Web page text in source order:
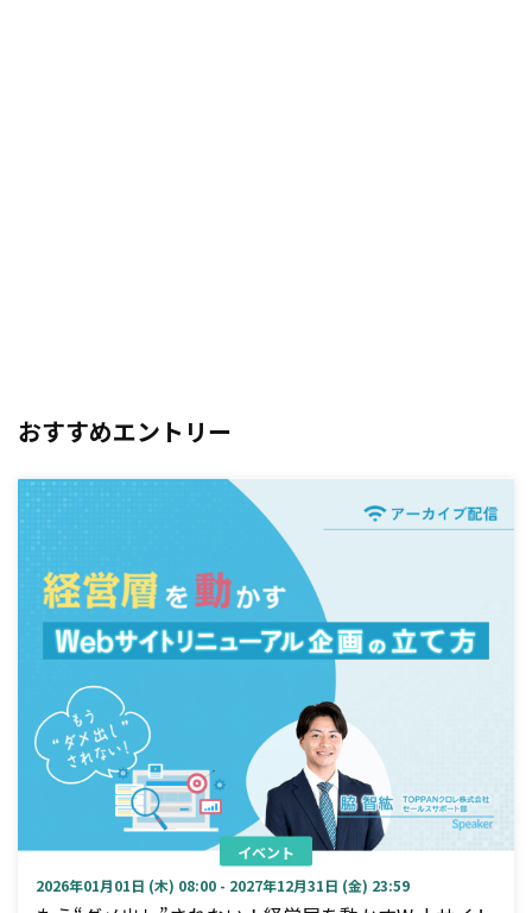
おすすめエントリー
イベント
2026年01月01日 (木) 08:00 - 2027年12月31日 (金) 23:59